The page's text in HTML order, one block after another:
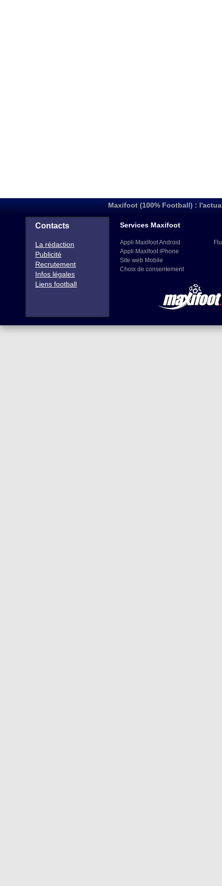
Maxifoot (100% Football) :
Contacts
La rédaction
Publicité
Recrutement
Infos légales
Liens football
Services Maxifoot
Appli Maxifoot Android
Appli Maxifoot iPhone
Site web Mobile
Choix de consentement